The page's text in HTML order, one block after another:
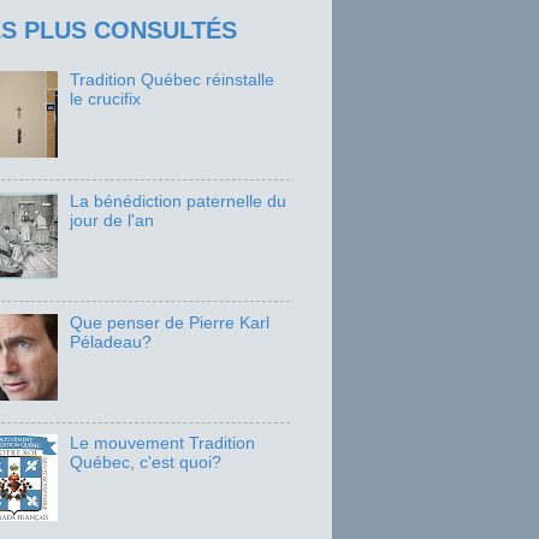
PLUS CONSULTÉS
Tradition Québec réinstalle
le crucifix
La bénédiction paternelle du
jour de l'an
Que penser de Pierre Karl
Péladeau?
Le mouvement Tradition
Québec, c'est quoi?